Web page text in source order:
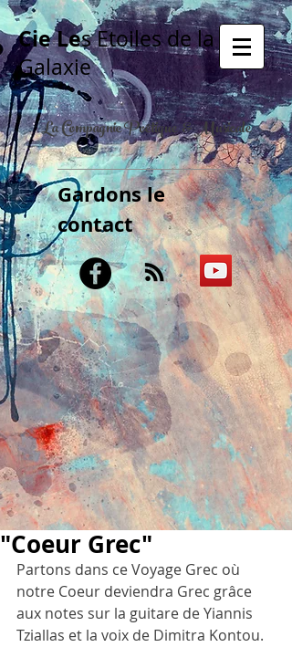
Cie Les Etoiles de la
Galaxie
La Compagnie Poétique & Musicale
Gardons le
contact
"Coeur Grec"
Partons dans ce Voyage Grec où
notre Coeur deviendra Grec grâce
aux notes sur la guitare de Yiannis
Tziallas et la voix de Dimitra Kontou.